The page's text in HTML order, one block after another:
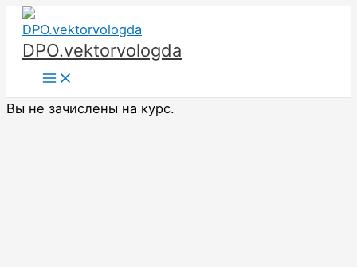
Перейти
содержимому
DPO.vektorvologda
Main
Вы не зачислены на курс.